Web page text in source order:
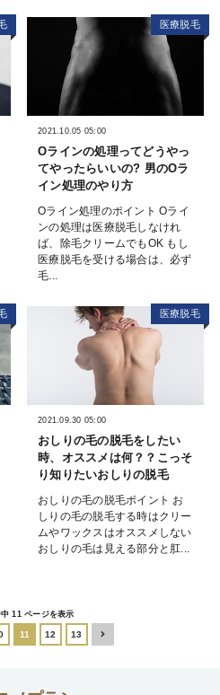
医療脱毛
2021.10.05 05:00
Oラインの処理ってどうやっ
てやったらいいの? 男のOラ
イン処理のやり方
Oライン処理のポイント Oライ
ンの処理は医療脱毛しなけれ
ば、除毛クリームでもOK もし
医療脱毛を受ける場合は、必ず
毛...
医療脱毛
2021.09.30 05:00
おしりの毛の脱毛をしたい
時、オススメは何？？こっそ
り知りたいおしりの脱毛
おしりの毛の脱毛ポイント お
しりの毛の脱毛する時はクリー
ムやワックスはオススメしない
おしりの毛は見える部分と肛...
11 ページを表示
11 12 13